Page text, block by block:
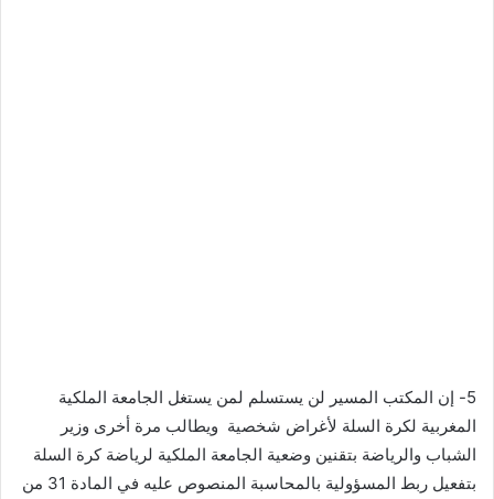
5- إن المكتب المسير لن يستسلم لمن يستغل الجامعة الملكية
المغربية لكرة السلة لأغراض شخصية ويطالب مرة أخرى وزير
الشباب والرياضة بتقنين وضعية الجامعة الملكية لرياضة كرة السلة
بتفعيل ربط المسؤولية بالمحاسبة المنصوص عليه في المادة 31 من